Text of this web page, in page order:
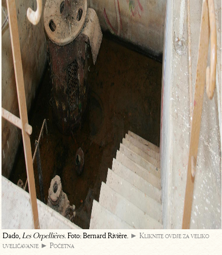
Dado, Les Orpellières. Foto: Bernard Rivière. ► Kliknite ovdje za veliko
uveličavanje ► Početna